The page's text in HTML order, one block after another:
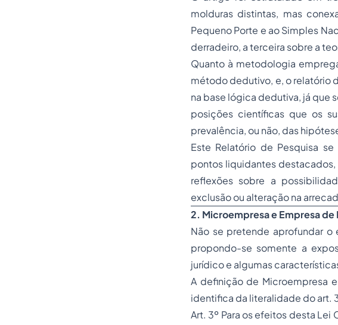
molduras distintas, mas
Pequeno Porte e ao Simples
derradeiro, a terceira sobre a
Quanto à metodologia
método dedutivo, e, o relatório
na base lógica dedutiva, já que
posições científicas que os
prevalência, ou não, das
Este Relatório de Pesquisa
pontos liquidantes
reflexões sobre a
exclusão ou alteração na
2. Microempresa e Empresa de
Não se pretende aprofundar o
propondo-se somente a
jurídico e algumas
A definição de Microempresa
identifica da literalidade do art.
Art. 3º Para os efeitos desta